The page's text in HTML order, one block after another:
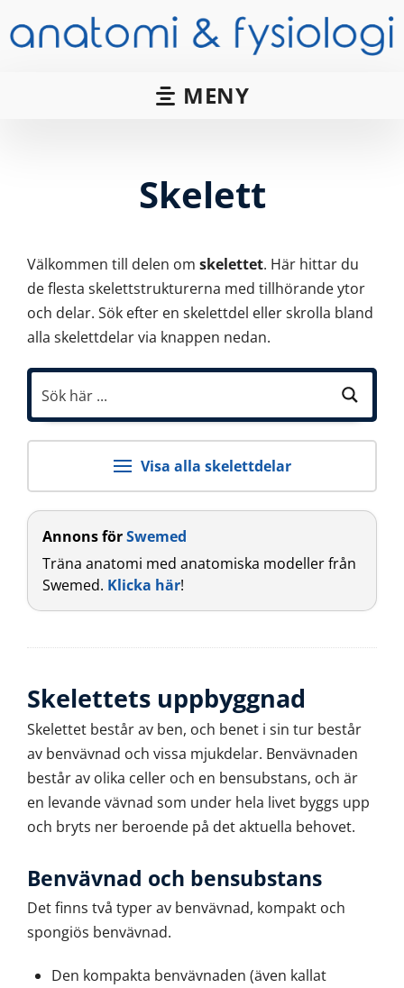
MENY
Skelett
Välkommen till delen omskelettet. Här hittar du
de flesta skelettstrukturerna med tillhörande ytor
och delar. Sök efter en skelettdel eller skrolla bland
alla skelettdelar via knappen nedan.
Visa alla skelettdelar
Annons förSwemed
Träna anatomi med anatomiska modeller från
Swemed. Klicka här!
Skelettets uppbyggnad
Skelettet består av ben, och benet i sin tur består
av benvävnad och vissa mjukdelar. Benvävnaden
består av olika celler och en bensubstans, och är
en levande vävnad som under hela livet byggs upp
och bryts ner beroende på det aktuella behovet.
Benvävnad och bensubstans
Det finns två typer av benvävnad, kompakt och
spongiös benvävnad.
Den kompakta benvävnaden (även kallat